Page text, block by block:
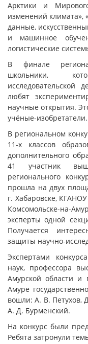
Арктики и
изменений климата»,
данные,
и машинное
логистические
В финале
школьники,
исследовательской
любят
научные открытия.
учёные-изобретатели.
В региональном
11-х классов
дополнительного
41 участник
регионального
прошла на двух
г. Хабаровске,
Комсомольске-на-
эксперты одной
Получается
защиты научно-
Экспертами
наук, профессора
Амурской области и
Амуре
вошли: А. В.
А. Д. Бурменский.
На конкурс были
Ребята затронули